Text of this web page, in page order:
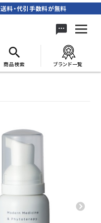
送料・代引手数料が無料
商品検索 ブランド一覧